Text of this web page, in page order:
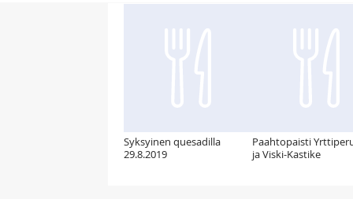
Syksyinen quesadilla
29.8.2019
Paahtopaisti
ja Viski-Kastike